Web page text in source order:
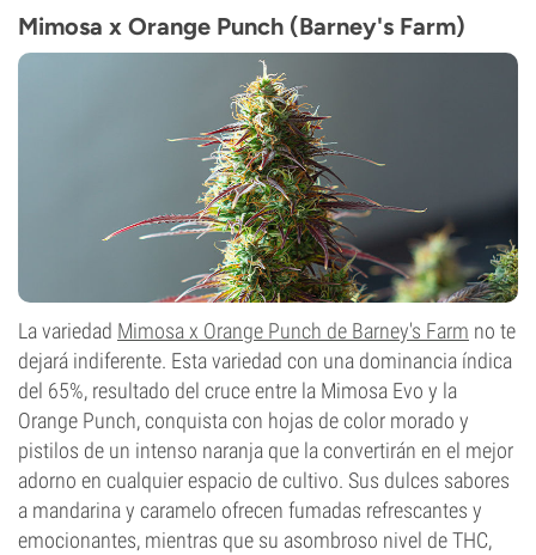
23%
CBD
Mimosa x Orange Punch (Barney's Farm)
La variedad Mimosa x Orange Punch de Barney's Farm no te
dejará indiferente. Esta variedad con una dominancia índica
del 65%, resultado del cruce entre la Mimosa Evo y la
Orange Punch, conquista con hojas de color morado y
pistilos de un intenso naranja que la convertirán en el mejor
adorno en cualquier espacio de cultivo. Sus dulces sabores
a mandarina y caramelo ofrecen fumadas refrescantes y
emocionantes, mientras que su asombroso nivel de THC,